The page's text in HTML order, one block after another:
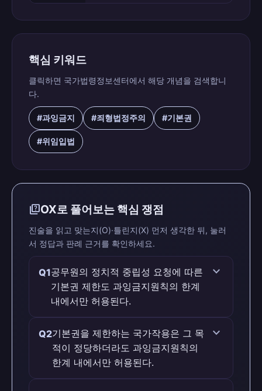
핵심 키워드
클릭하면 국가법령정보센터에서 해당 개념을 검색합니
다.
#과잉금지 #죄형법정주의 #기본권
#위임입법
quizOX로 풀어보는 핵심 쟁점
진술을 읽고 맞는지(O)·틀린지(X) 먼저 생각한 뒤, 눌러
서 정답과 판례 근거를 확인하세요.
Q1공무원의 정치적 중립성 요청에 따른
기본권 제한도 과잉금지원칙의 한계
내에서만 허용된다.
expand_more
맞습니다 (O)
판례 근거
Q2기본권을 제한하는 국가작용은 그 목
적이 정당하더라도 과잉금지원칙의
한계 내에서만 허용된다.
expand_more